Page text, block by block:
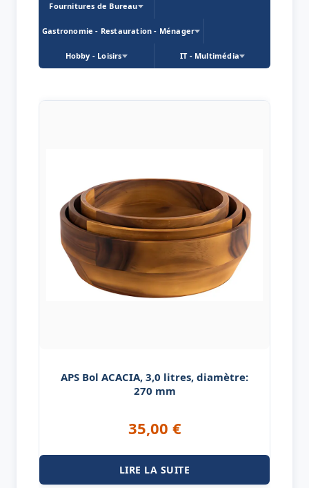
Fournitures de Bureau
Gastronomie - Restauration - Ménager
Hobby - Loisirs IT - Multimédia
APS Bol ACACIA, 3,0 litres, diamètre:
270 mm
35,00 €
LIRE LA SUITE